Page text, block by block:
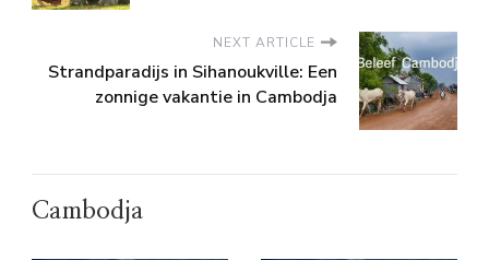
NEXT ARTICLE
Strandparadijs in Sihanoukville: Een
zonnige vakantie in Cambodja
Cambodja